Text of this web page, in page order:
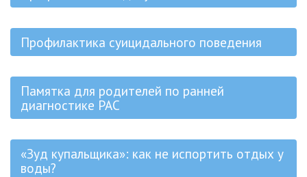
Профилактика суицидального поведения
Памятка для родителей по ранней
диагностике РАС
«Зуд купальщика»: как не испортить отдых у
воды?